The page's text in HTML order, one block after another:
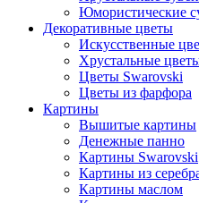
Юмористические
Декоративные цветы
Искусственные
Хрустальные
Цветы Swarovski
Цветы из фарфора
Картины
Вышитые картины
Денежные панно
Картины Swarovski
Картины из
Картины маслом